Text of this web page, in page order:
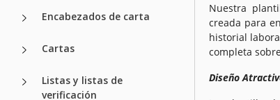
Encabezados de carta
Cartas
Listas y listas de
verificación
Nuestra
creada para
historial
completa
Diseño